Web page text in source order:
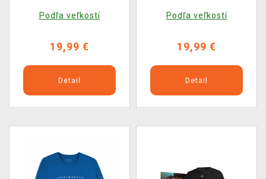
Podľa veľkostí
19,99 €
Detail
Podľa veľkostí
19,99 €
Detail